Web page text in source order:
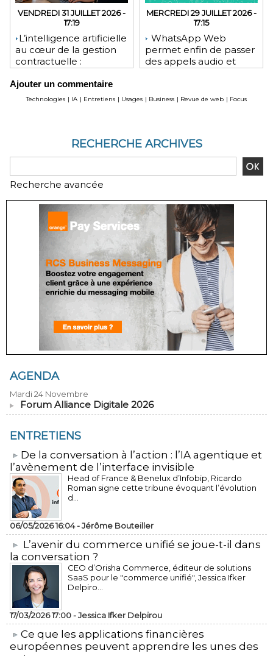
VENDREDI 31 JUILLET 2026 -
17:19
​L’intelligence artificielle
au cœur de la gestion
contractuelle :
pour les juristes ?
MERCREDI 29 JUILLET 2026 -
17:15
WhatsApp Web
permet enfin de passer
des appels audio et
Ajouter un commentaire
Technologies | IA | Entretiens | Usages | Business | Revue de web | Focus
RECHERCHE ARCHIVES
Recherche avancée
AGENDA
Mardi 24 Novembre
Forum Alliance Digitale 2026
ENTRETIENS
​De la conversation à l’action : l’IA agentique et
l’avènement de l’interface invisible
Head of France & Benelux d’Infobip, Ricardo
Roman signe cette tribune évoquant l’évolution
d...
06/05/2026 16:04 -Jérôme Bouteiller
L’avenir du commerce unifié se joue-t-il dans
la conversation ?
CEO d’Orisha Commerce, éditeur de solutions
SaaS pour le "commerce unifié", Jessica Ifker
Delpiro...
17/03/2026 17:00 -Jessica Ifker Delpirou
​Ce que les applications financières
européennes peuvent apprendre les unes des